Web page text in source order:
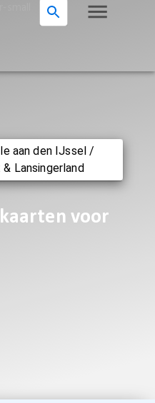
aan den IJssel /
Lansingerland
voor